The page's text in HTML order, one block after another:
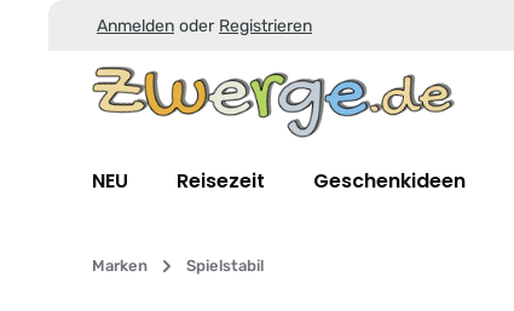
Zum Hauptinhalt springen
Zur Suche springen
Zur Hauptnavigation springen
Anmelden oder Registrieren
NEU Reisezeit Geschenkideen
Marken Spielstabil